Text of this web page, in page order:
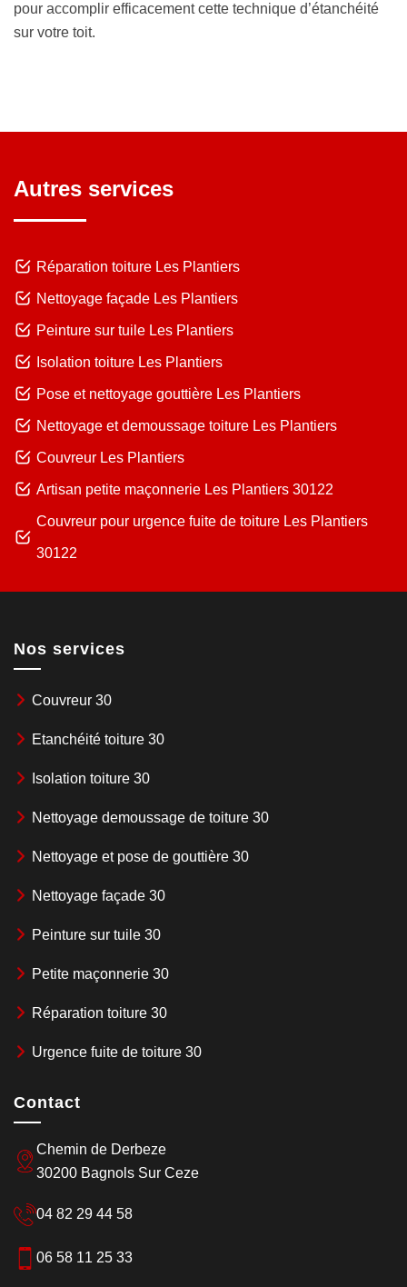
pour accomplir efficacement cette technique d’étanchéité
sur votre toit.
Autres services
Réparation toiture Les Plantiers
Nettoyage façade Les Plantiers
Peinture sur tuile Les Plantiers
Isolation toiture Les Plantiers
Pose et nettoyage gouttière Les Plantiers
Nettoyage et demoussage toiture Les Plantiers
Couvreur Les Plantiers
Artisan petite maçonnerie Les Plantiers 30122
Couvreur pour urgence fuite de toiture Les Plantiers
30122
Nos services
Couvreur 30
Etanchéité toiture 30
Isolation toiture 30
Nettoyage demoussage de toiture 30
Nettoyage et pose de gouttière 30
Nettoyage façade 30
Peinture sur tuile 30
Petite maçonnerie 30
Réparation toiture 30
Urgence fuite de toiture 30
Contact
Chemin de Derbeze
30200 Bagnols Sur Ceze
04 82 29 44 58
06 58 11 25 33